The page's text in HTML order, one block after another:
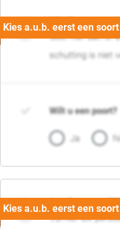
05. Poort
Geef hier aan of
schutting is niet
Wilt u een poort?
Ja
06.
Vul hier uw